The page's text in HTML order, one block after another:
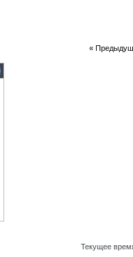
«
Текущее